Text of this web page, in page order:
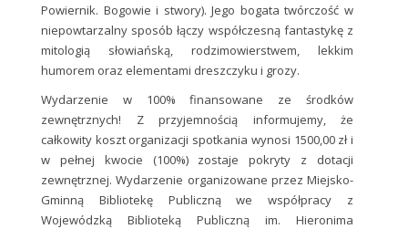
Powiernik. Bogowie i stwory). Jego bogata twórczość w
niepowtarzalny sposób łączy współczesną fantastykę z
mitologią słowiańską, rodzimowierstwem, lekkim
humorem oraz elementami dreszczyku i grozy.
Wydarzenie w 100% finansowane ze środków
zewnętrznych! Z przyjemnością informujemy, że
całkowity koszt organizacji spotkania wynosi 1500,00 zł i
w pełnej kwocie (100%) zostaje pokryty z dotacji
zewnętrznej. Wydarzenie organizowane przez Miejsko-
Gminną Bibliotekę Publiczną we współpracy z
Wojewódzką Biblioteką Publiczną im. Hieronima